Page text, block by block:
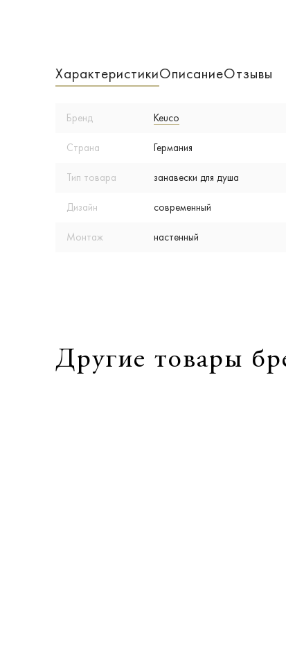
ХарактеристикиОписаниеОтзывы
Бренд Keuco
Страна Германия
Тип товара занавески для душа
Дизайн современный
Монтаж настенный
Другие товары